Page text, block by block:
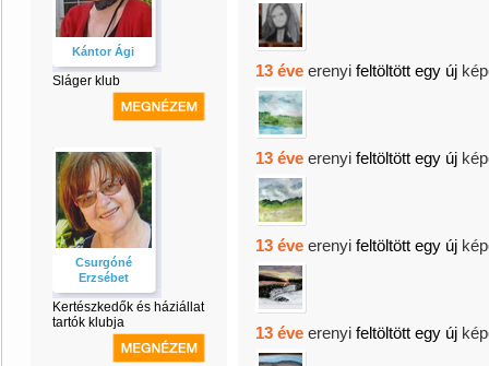
Kántor Ági
Sláger klub
Csurgóné
Erzsébet
Kertészkedők és háziállat
tartók klubja
13 éve erenyi feltöltött egy új
13 éve erenyi feltöltött egy új
13 éve erenyi feltöltött egy új
13 éve erenyi feltöltött egy új